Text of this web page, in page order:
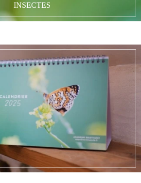
INSECTES